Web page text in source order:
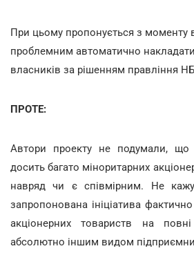
При цьому пропонується з моменту
проблемним автоматично
власників за рішенням правління
ПРОТЕ:
Автори проекту не подумали,
досить багато міноритарних
навряд чи є співмірним. Не
запропонована ініціатива
акціонерних товариств на
абсолютно іншим видом